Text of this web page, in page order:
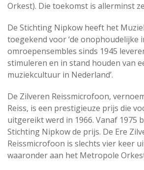
Orkest). Die toekomst is allerminst
De Stichting Nipkow heeft het
toegekend voor ‘de onophoudelijke
omroepensembles sinds 1945
stimuleren en in stand houden van
muziekcultuur in Nederland’.
De Zilveren Reissmicrofoon,
Reiss, is een prestigieuze prijs die
uitgereikt werd in 1966. Vanaf 1975
Stichting Nipkow de prijs. De Ere
Reissmicrofoon is slechts vier keer
waaronder aan het Metropole